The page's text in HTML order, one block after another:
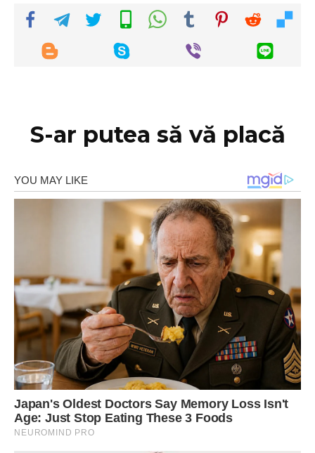
S-ar putea să vă placă